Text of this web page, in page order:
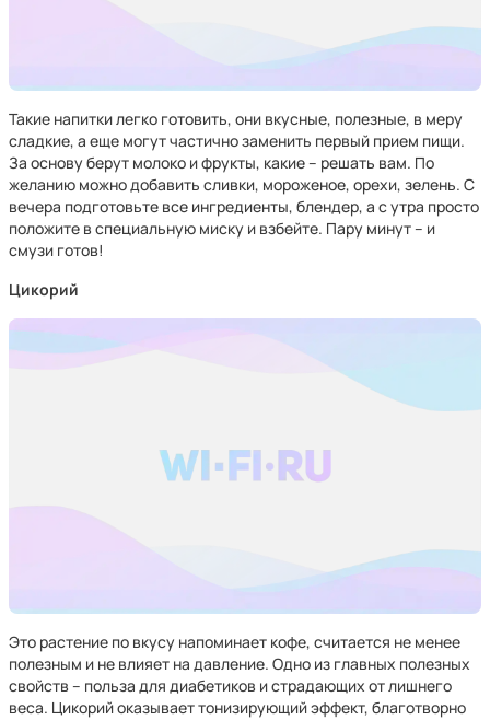
Такие напитки легко готовить, они вкусные, полезные, в меру
сладкие, а еще могут частично заменить первый прием пищи.
За основу берут молоко и фрукты, какие – решать вам. По
желанию можно добавить сливки, мороженое, орехи, зелень. С
вечера подготовьте все ингредиенты, блендер, а с утра просто
положите в специальную миску и взбейте. Пару минут – и
смузи готов!
Цикорий
Это растение по вкусу напоминает кофе, считается не менее
полезным и не влияет на давление. Одно из главных полезных
свойств – польза для диабетиков и страдающих от лишнего
веса. Цикорий оказывает тонизирующий эффект, благотворно